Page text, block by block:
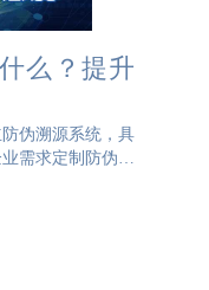
么？提升
伪溯源系统，具
需求定制防伪溯
理，建立产品从
现产品来源可控